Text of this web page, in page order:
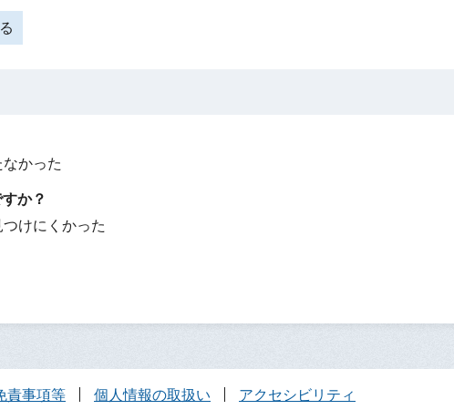
かった
か？
つけにくかった
責事項等 個人情報の取扱い アクセシビリティ